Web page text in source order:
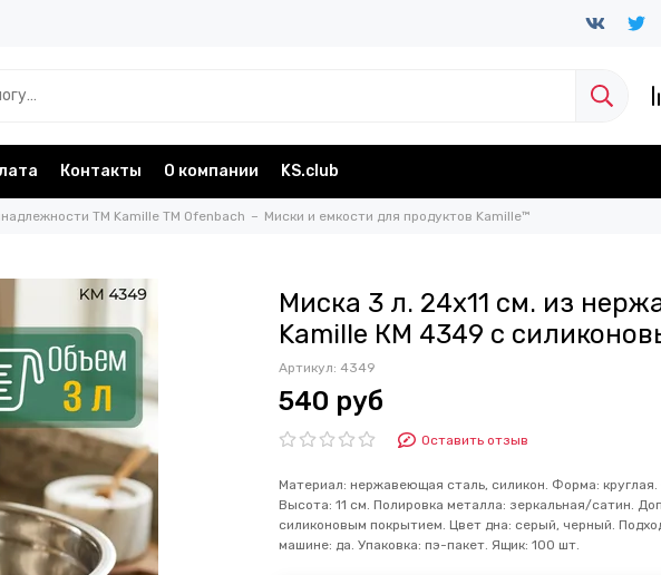
Контакты О компании KS.club
TM Kamille TM Ofenbach Миски и емкости для продуктов Kamille™
Миска 3 л. 24х11 см. из
Kamille КМ 4349 с
Артикул: 4349
540 руб
Оставить отзыв
Материал: нержавеющая сталь, силикон. Форма:
Высота: 11 см. Полировка металла: зеркальная/сатин.
силиконовым покрытием. Цвет дна: серый, черный.
машине: да. Упаковка: пэ-пакет. Ящик: 100 шт.